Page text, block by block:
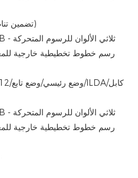
إشارة التضمين: تضمين TTL (تضمين تناظري)